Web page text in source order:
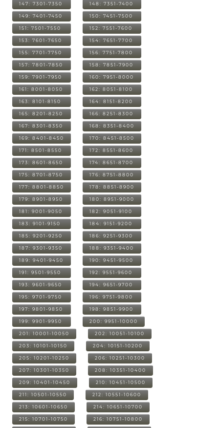
147: 7301-7350 148: 7351-7400
149: 7401-7450 150: 7451-7500
151: 7501-7550 152: 7551-7600
153: 7601-7650 154: 7651-7700
155: 7701-7750 156: 7751-7800
157: 7801-7850 158: 7851-7900
159: 7901-7950 160: 7951-8000
161: 8001-8050 162: 8051-8100
163: 8101-8150 164: 8151-8200
165: 8201-8250 166: 8251-8300
167: 8301-8350 168: 8351-8400
169: 8401-8450 170: 8451-8500
171: 8501-8550 172: 8551-8600
173: 8601-8650 174: 8651-8700
175: 8701-8750 176: 8751-8800
177: 8801-8850 178: 8851-8900
179: 8901-8950 180: 8951-9000
181: 9001-9050 182: 9051-9100
183: 9101-9150 184: 9151-9200
185: 9201-9250 186: 9251-9300
187: 9301-9350 188: 9351-9400
189: 9401-9450 190: 9451-9500
191: 9501-9550 192: 9551-9600
193: 9601-9650 194: 9651-9700
195: 9701-9750 196: 9751-9800
197: 9801-9850 198: 9851-9900
199: 9901-9950 200: 9951-10000
201: 10001-10050 202: 10051-10100
203: 10101-10150 204: 10151-10200
205: 10201-10250 206: 10251-10300
207: 10301-10350 208: 10351-10400
209: 10401-10450 210: 10451-10500
211: 10501-10550 212: 10551-10600
213: 10601-10650 214: 10651-10700
215: 10701-10750 216: 10751-10800